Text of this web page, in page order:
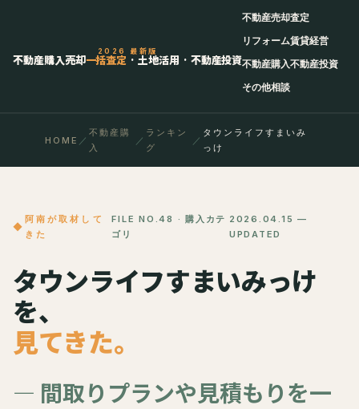
2026 最新版
不動産購入売却一括査定 · 土地活用 · 不動産投資
不動産売却査定
リフォーム賃貸経営
不動産購入不動産投資
その他相談
HOME ／
不動産購
入
／
ランキン
グ
／
タウンライフすまいみ
っけ
阿南が取材して
きた
FILE NO.48 · 購入カテ
ゴリ
2026.04.15 —
UPDATED
タウンライフすまいみっけ
を、
見てきた。
— 間取りプランや見積もりを一